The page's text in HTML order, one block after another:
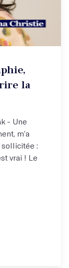
la
- Une
m’a
:
vrai ! Le